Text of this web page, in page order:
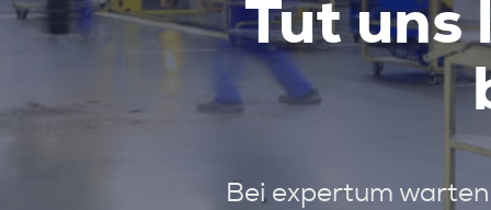
Tut uns
Bei expertum